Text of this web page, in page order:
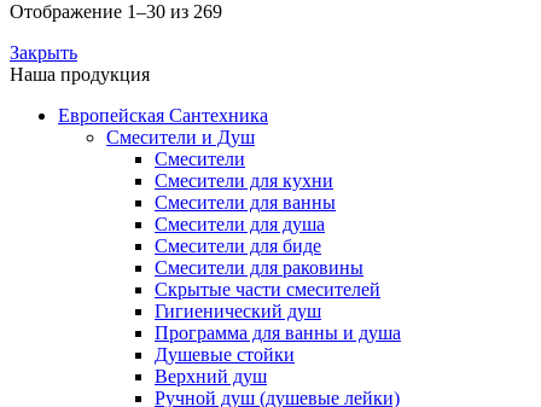
Отображение 1–30 из 269
Закрыть
Наша продукция
Европейская Сантехника
Смесители и Душ
Смесители
Смесители для кухни
Смесители для ванны
Смесители для душа
Смесители для биде
Смесители для раковины
Скрытые части смесителей
Гигиенический душ
Программа для ванны и душа
Душевые стойки
Верхний душ
Ручной душ (душевые лейки)